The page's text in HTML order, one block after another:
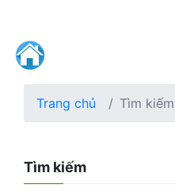
Trang chủ Tìm kiếm
Tìm kiếm